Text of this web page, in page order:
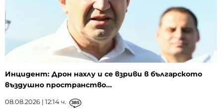
Инцидент: Дрон нахлу и се взриви в българското
въздушно пространство...
08.08.2026 | 12:14 ч. 385